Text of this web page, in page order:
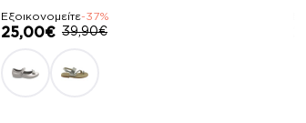
Εξοικονομείτε-37%
25,00€ 39,90€